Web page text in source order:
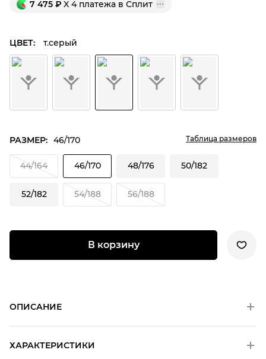
7 475 ₽ X 4 платежа в Сплит
ЦВЕТ: т.серый
РАЗМЕР: 46/170 Таблица размеров
44/164 46/170 48/176 50/182
52/182 54/188 56/188
В корзину
ОПИСАНИЕ
ХАРАКТЕРИСТИКИ